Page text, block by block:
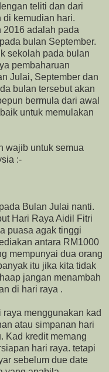
teliti dan dari
kemudian hari.
2016 adalah pada
bulan September.
sekolah pada bulan
pembaharuan
Julai, September dan
bulan tersebut akan
bermula dari awal
untuk memulakan
wajib untuk semua
:-
Bulan Julai nanti.
Hari Raya Aidil Fitri
puasa agak tinggi
antara RM1000
mempunyai dua orang
itu jika kita tidak
jangan menambah
di hari raya .
menggunakan kad
atau simpanan hari
Kad kredit memang
hari raya. tetapi
sebelum due date